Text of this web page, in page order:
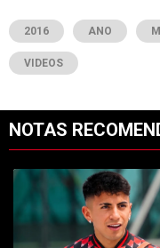
2016 ANO
VIDEOS
NOTAS
Un artículo de tendencia